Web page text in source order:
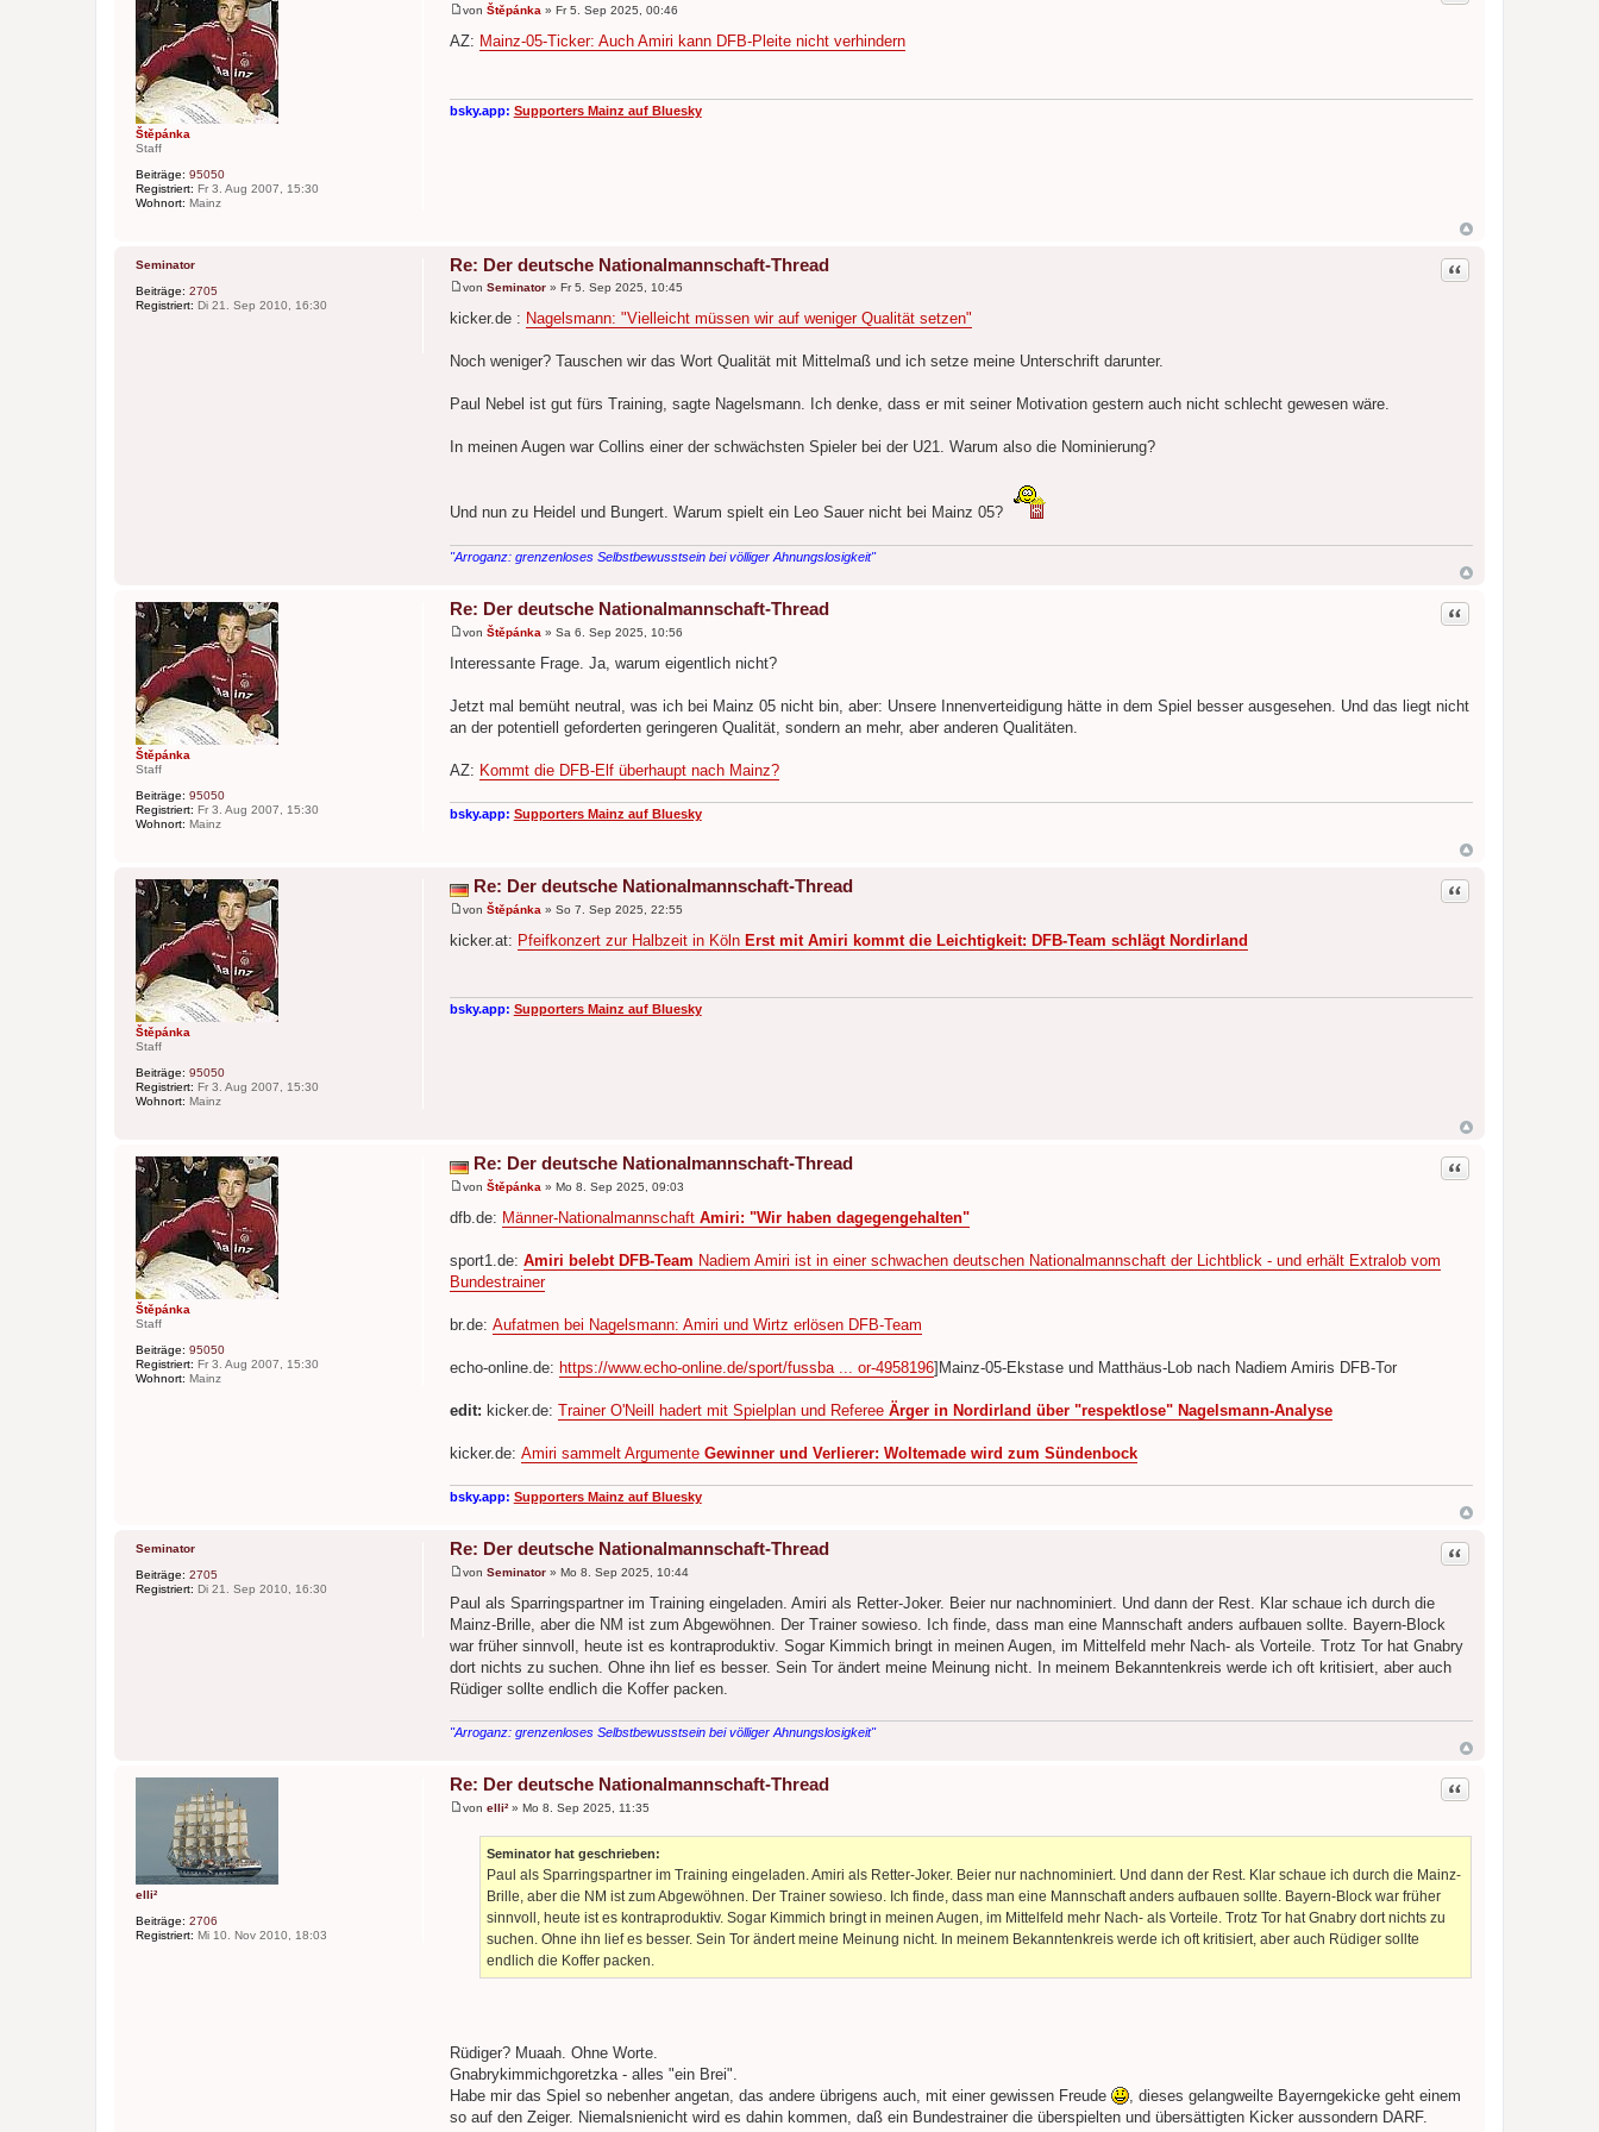
Štěpánka
Staff
Beiträge: 95050
Registriert: Fr 3. Aug 2007, 15:30
Wohnort: Mainz
e
i
g
von Štěpánka» Fr 5. Sep 2025, 00:46
AZ: Mainz-05-Ticker: Auch Amiri kann DFB-Pleite nicht verhindern
bsky.app: Supporters Mainz auf Bluesky
Seminator
Beiträge: 2705
Registriert: Di 21. Sep 2010, 16:30
Re: Der deutsche Nationalmannschaft-Thread Zitat
e
i
r
a
von Seminator» Fr 5. Sep 2025, 10:45
kicker.de : Nagelsmann: "Vielleicht müssen wir auf weniger Qualität setzen"
Noch weniger? Tauschen wir das Wort Qualität mit Mittelmaß und ich setze meine Unterschrift darunter.
Paul Nebel ist gut fürs Training, sagte Nagelsmann. Ich denke, dass er mit seiner Motivation gestern auch nicht schlecht gewesen wäre.
In meinen Augen war Collins einer der schwächsten Spieler bei der U21. Warum also die Nominierung?
Und nun zu Heidel und Bungert. Warum spielt ein Leo Sauer nicht bei Mainz 05?
"Arroganz: grenzenloses Selbstbewusstsein bei völliger Ahnungslosigkeit"
Štěpánka
Staff
Beiträge: 95050
Registriert: Fr 3. Aug 2007, 15:30
Wohnort: Mainz
Re: Der deutsche Nationalmannschaft-Thread Zitat
e
i
a
g
von Štěpánka » Sa 6. Sep 2025, 10:56
Interessante Frage. Ja, warum eigentlich nicht?
Jetzt mal bemüht neutral, was ich bei Mainz 05 nicht bin, aber: Unsere Innenverteidigung hätte in dem Spiel besser ausgesehen. Und das liegt nicht
an der potentiell geforderten geringeren Qualität, sondern an mehr, aber anderen Qualitäten.
AZ: Kommt die DFB-Elf überhaupt nach Mainz?
bsky.app: Supporters Mainz auf Bluesky
Štěpánka
Staff
Beiträge: 95050
Registriert: Fr 3. Aug 2007, 15:30
Wohnort: Mainz
Re: Der deutsche Nationalmannschaft-Thread Zitat
i
g
von Štěpánka » So 7. Sep 2025, 22:55
kicker.at: Pfeifkonzert zur Halbzeit in KölnErst mit Amiri kommt die Leichtigkeit: DFB-Team schlägt Nordirland
bsky.app: Supporters Mainz auf Bluesky
Štěpánka
Staff
Beiträge: 95050
Registriert: Fr 3. Aug 2007, 15:30
Wohnort: Mainz
Re: Der deutsche Nationalmannschaft-Thread Zitat
e
i
a
g
von Štěpánka » Mo 8. Sep 2025, 09:03
dfb.de: Männer-Nationalmannschaft Amiri: "Wir haben dagegengehalten"
sport1.de: Amiri belebt DFB-Team Nadiem Amiri ist in einer schwachen deutschen Nationalmannschaft der Lichtblick - und erhält Extralob vom
Bundestrainer
br.de: Aufatmen bei Nagelsmann: Amiri und Wirtz erlösen DFB-Team
echo-online.de: https://www.echo-online.de/sport/fussba ... or-4958196]Mainz-05-Ekstase und Matthäus-Lob nach Nadiem Amiris DFB-Tor
edit: kicker.de: Trainer O'Neill hadert mit Spielplan und RefereeÄrger in Nordirland über "respektlose" Nagelsmann-Analyse
kicker.de: Amiri sammelt Argumente Gewinner und Verlierer: Woltemade wird zum Sündenbock
bsky.app: Supporters Mainz auf Bluesky
Seminator
Beiträge: 2705
Registriert: Di 21. Sep 2010, 16:30
Re: Der deutsche Nationalmannschaft-Thread Zitat
i
t
a
g
von Seminator» Mo 8. Sep 2025, 10:44
Paul als Sparringspartner im Training eingeladen. Amiri als Retter-Joker. Beier nur nachnominiert. Und dann der Rest. Klar schaue ich durch die
Mainz-Brille, aber die NM ist zum Abgewöhnen. Der Trainer sowieso. Ich finde, dass man eine Mannschaft anders aufbauen sollte. Bayern-Block
war früher sinnvoll, heute ist es kontraproduktiv. Sogar Kimmich bringt in meinen Augen, im Mittelfeld mehr Nach- als Vorteile. Trotz Tor hat Gnabry
dort nichts zu suchen. Ohne ihn lief es besser. Sein Tor ändert meine Meinung nicht. In meinem Bekanntenkreis werde ich oft kritisiert, aber auch
Rüdiger sollte endlich die Koffer packen.
"Arroganz: grenzenloses Selbstbewusstsein bei völliger Ahnungslosigkeit"
elli²
Beiträge: 2706
Registriert: Mi 10. Nov 2010, 18:03
Re: Der deutsche Nationalmannschaft-Thread Zitat
von elli²» Mo 8. Sep 2025, 11:35
Seminator hat geschrieben:
Paul als Sparringspartner im Training eingeladen. Amiri als Retter-Joker. Beier nur nachnominiert. Und dann der Rest. Klar schaue ich durch die Mainz-
Brille, aber die NM ist zum Abgewöhnen. Der Trainer sowieso. Ich finde, dass man eine Mannschaft anders aufbauen sollte. Bayern-Block war früher
sinnvoll, heute ist es kontraproduktiv. Sogar Kimmich bringt in meinen Augen, im Mittelfeld mehr Nach- als Vorteile. Trotz Tor hat Gnabry dort nichts zu
suchen. Ohne ihn lief es besser. Sein Tor ändert meine Meinung nicht. In meinem Bekanntenkreis werde ich oft kritisiert, aber auch Rüdiger sollte
endlich die Koffer packen.
Rüdiger? Muaah. Ohne Worte.
Gnabrykimmichgoretzka - alles "ein Brei".
Habe mir das Spiel so nebenher angetan, das andere übrigens auch, mit einer gewissen Freude
, dieses gelangweilte Bayerngekicke geht einem
so auf den Zeiger. Niemalsnienicht wird es dahin kommen, daß ein Bundestrainer die überspielten und übersättigten Kicker aussondern DARF.